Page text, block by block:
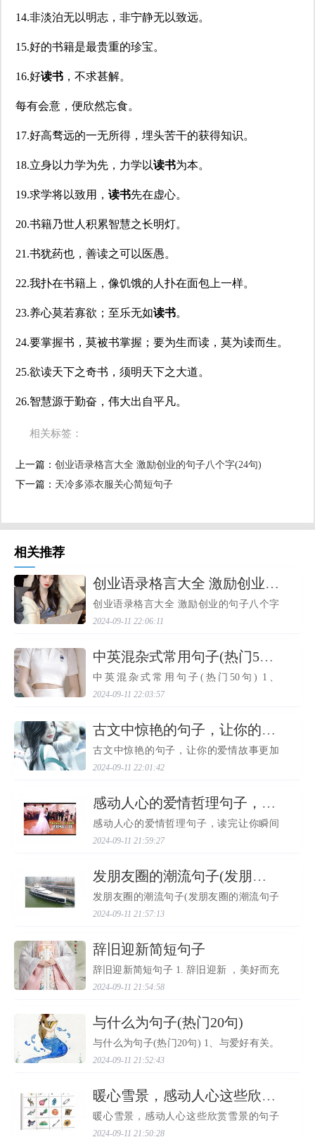
14.非淡泊无以明志，非宁静无以致远。
15.好的书籍是最贵重的珍宝。
16.好读书 ，不求甚解。
每有会意，便欣然忘食。
17.好高骛远的一无所得，埋头苦干的获得知识。
18.立身以力学为先，力学以读书为本。
19.求学将以致用， 读书先在虚心。
20.书籍乃世人积累智慧之长明灯。
21.书犹药也，善读之可以医愚。
22.我扑在书籍上，像饥饿的人扑在面包上一样。
23.养心莫若寡欲；至乐无如读书。
24.要掌握书，莫被书掌握；要为生而读，莫为读而生。
25.欲读天下之奇书，须明天下之大道。
26.智慧源于勤奋，伟大出自平凡。
相关标签：
上一篇： ​创业语录格言大全 激励创业的句子八个字(24句)
下一篇： ​天冷多添衣服关心简短句子
相关推荐
​创业语录格言大全 激励创业的句子八个字(24句)
创业语录格言大全 激励创业的句子八个字
命之血，乐观面对人生；花会凋谢，感情
小编分享这些人生格...
2024-09-11 22:06:11
​中英混杂式常用句子(热门50句)
中英混杂式常用句子(热门50句) 1、
Whereareyoufrom? 4、你要去哪里？ 5、
Whatdoyoudo? 8、你在哪里学习中文？ 9、
Whattimeisit? 10、我...
2024-09-11 22:03:57
​古文中惊艳的句子，让你的爱情故事更加动人
古文中惊艳的句子，让你的爱情故事更加
情句子，它们不仅表达了情感，还有着深
句子可以为我们的爱...
2024-09-11 22:01:42
​感动人心的爱情哲理句子，读完让你瞬间懂得爱情的真谛
感动人心的爱情哲理句子，读完让你瞬间
之一，也是最复杂的情感之一。它既让人
以下是一些感动人...
2024-09-11 21:59:27
​发朋友圈的潮流句子(发朋友圈的潮流句子幽默)
发朋友圈的潮流句子(发朋友圈的潮流句子
的人2人都太会伪装，伪装到自己也不认识
被亲4要有想赢的心...
2024-09-11 21:57:13
​辞旧迎新简短句子
辞旧迎新简短句子 1. 辞旧迎新 ，美好而充
定会更好更好更好2. 辞旧迎新 ，希望2020
期盼，带着梦想，我们...
2024-09-11 21:54:58
​与什么为句子(热门20句)
与什么为句子(热门20句) 1、与爱好有关。
2、与情感有关。比如：我感到与你的距离
在与同事合作开发...
2024-09-11 21:52:43
​暖心雪景，感动人心这些欣赏雪景的句子让你更爱TA
暖心雪景，感动人心这些欣赏雪景的句子
2024-09-11 21:50:28